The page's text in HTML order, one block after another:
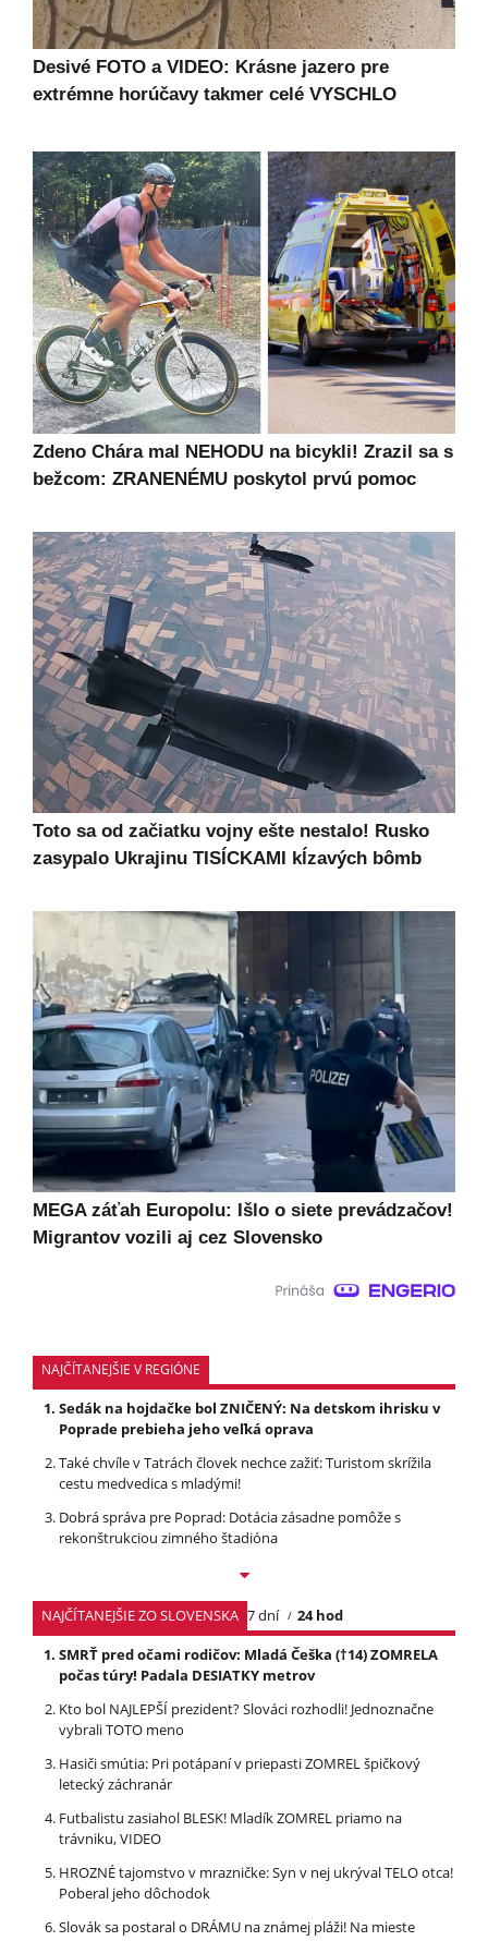
Desivé FOTO a VIDEO: Krásne jazero pre
extrémne horúčavy takmer celé VYSCHLO
Zdeno Chára mal NEHODU na bicykli! Zrazil sa s
bežcom: ZRANENÉMU poskytol prvú pomoc
Toto sa od začiatku vojny ešte nestalo! Rusko
zasypalo Ukrajinu TISÍCKAMI kĺzavých bômb
MEGA záťah Europolu: Išlo o siete prevádzačov!
Migrantov vozili aj cez Slovensko
NAJČÍTANEJŠIE V REGIÓNE
Sedák na hojdačke bol ZNIČENÝ: Na detskom ihrisku v
Poprade prebieha jeho veľká oprava
Také chvíle v Tatrách človek nechce zažiť: Turistom skrížila
cestu medvedica s mladými!
Dobrá správa pre Poprad: Dotácia zásadne pomôže s
rekonštrukciou zimného štadióna
NAJČÍTANEJŠIE ZO SLOVENSKA 7 dní
24 hod
SMRŤ pred očami rodičov: Mladá Češka (†14) ZOMRELA
počas túry! Padala DESIATKY metrov
Kto bol NAJLEPŠÍ prezident? Slováci rozhodli! Jednoznačne
vybrali TOTO meno
Hasiči smútia: Pri potápaní v priepasti ZOMREL špičkový
letecký záchranár
Futbalistu zasiahol BLESK! Mladík ZOMREL priamo na
trávniku, VIDEO
HROZNÉ tajomstvo v mrazničke: Syn v nej ukrýval TELO otca!
Poberal jeho dôchodok
Slovák sa postaral o DRÁMU na známej pláži! Na mieste